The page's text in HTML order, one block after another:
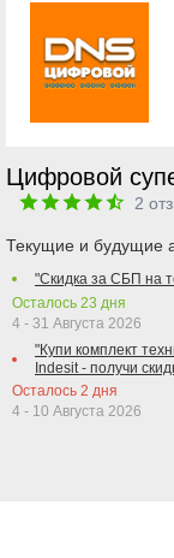
Цифровой
2
Текущие и будущие
"Скидка за СБП на
Осталось 23 дня
4 - 31 Августа 2026
"Купи комплект
Indesit - получи
Осталось 2 дня
4 - 10 Августа 2026